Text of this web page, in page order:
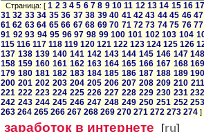
Страница: [1 2 3 4 5 6 7 8 9 10 11 12 13 14 15 16
31 32 33 34 35 36 37 38 39 40 41 42 43 44 45 46 47
61 62 63 64 65 66 67 68 69 70 71 72 73 74 75 76 77
91 92 93 94 95 96 97 98 99 100 101 102 103 104
115 116 117 118 119 120 121 122 123 124 125 126
137 138 139 140 141 142 143 144 145 146 147
158 159 160 161 162 163 164 165 166 167 168
179 180 181 182 183 184 185 186 187 188 189
200 201 202 203 204 205 206 207 208 209 210 211
221 222 223 224 225 226 227 228 229 230 231
242 243 244 245 246 247 248 249 250 251 252
263 264 265 266 267 268 269 270 271 272 273 274 ]
заработок в интернете [ru]